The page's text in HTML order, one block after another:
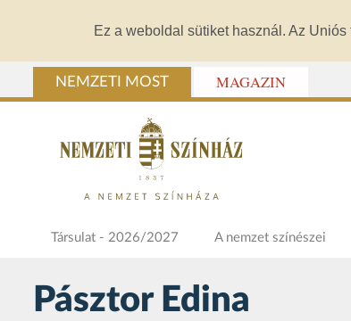
Ez a weboldal sütiket használ. Az
NEMZETI MOST MAGAZIN
Társulat - 2026/2027 A nemzet színészei
Pásztor Edina